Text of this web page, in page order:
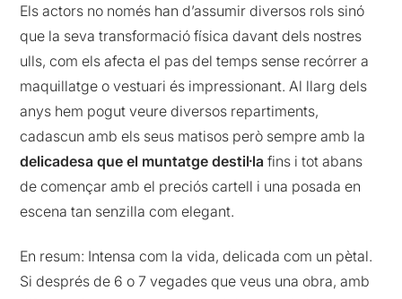
Els actors no només han d’assumir diversos rols sinó
que la seva transformació física davant dels nostres
ulls, com els afecta el pas del temps sense recórrer a
maquillatge o vestuari és impressionant. Al llarg dels
anys hem pogut veure diversos repartiments,
cadascun amb els seus matisos però sempre amb la
delicadesa que el muntatge destil·la fins i tot abans
de començar amb el preciós cartell i una posada en
escena tan senzilla com elegant.
En resum: Intensa com la vida, delicada com un pètal.
Si després de 6 o 7 vegades que veus una obra, amb